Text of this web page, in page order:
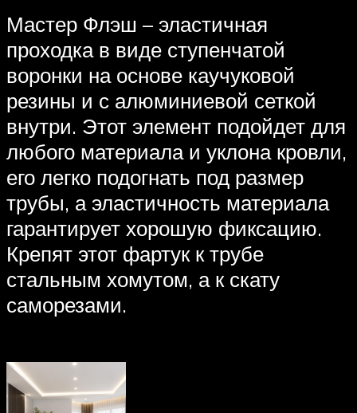
Мастер Флэш – эластичная
проходка в виде ступенчатой
воронки на основе каучуковой
резины и с алюминиевой сеткой
внутри. Этот элемент подойдет для
любого материала и уклона кровли,
его легко подогнать под размер
трубы, а эластичность материала
гарантирует хорошую фиксацию.
Крепят этот фартук к трубе
стальным хомутом, а к скату
саморезами.